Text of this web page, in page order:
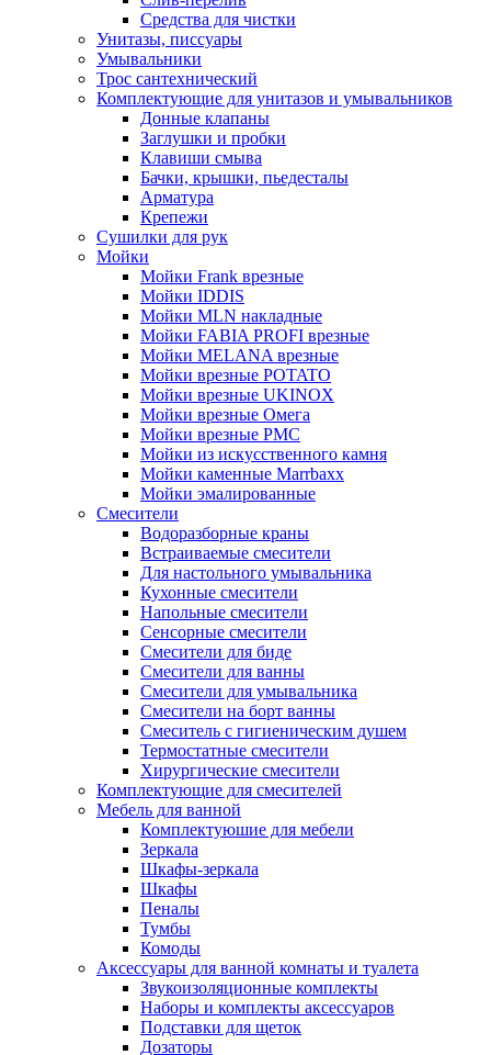
Средства для чистки
Унитазы, писсуары
Умывальники
Трос сантехнический
Комплектующие для унитазов и умывальников
Донные клапаны
Заглушки и пробки
Клавиши смыва
Бачки, крышки, пьедесталы
Арматура
Крепежи
Сушилки для рук
Мойки
Мойки Frank врезные
Мойки IDDIS
Мойки MLN накладные
Мойки FABIA PROFI врезные
Мойки MELANA врезные
Мойки врезные POTATO
Мойки врезные UKINOX
Мойки врезные Омега
Мойки врезные РМС
Мойки из искусственного камня
Мойки каменные Marrbaxx
Мойки эмалированные
Смесители
Водоразборные краны
Встраиваемые смесители
Для настольного умывальника
Кухонные смесители
Напольные смесители
Сенсорные смесители
Смесители для биде
Смесители для ванны
Смесители для умывальника
Смесители на борт ванны
Смеситель с гигиеническим душем
Термостатные смесители
Хирургические смесители
Комплектующие для смесителей
Мебель для ванной
Комплектуюшие для мебели
Зеркала
Шкафы-зеркала
Шкафы
Пеналы
Тумбы
Комоды
Аксессуары для ванной комнаты и туалета
Звукоизоляционные комплекты
Наборы и комплекты аксессуаров
Подставки для щеток
Дозаторы